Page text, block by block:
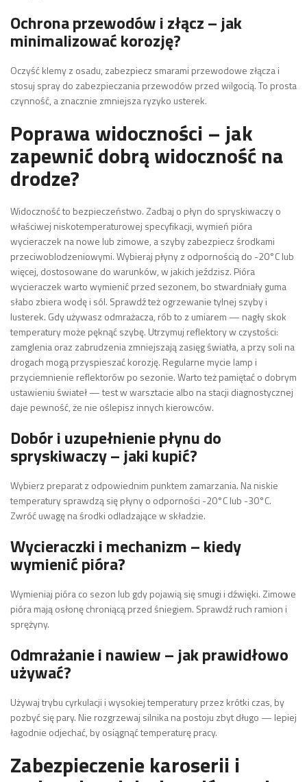
Ochrona przewodów i złącz – jak
minimalizować korozję?
Oczyść klemy z osadu, zabezpiecz smarami przewodowe złącza i
stosuj spray do zabezpieczania przewodów przed wilgocią. To prosta
czynność, a znacznie zmniejsza ryzyko usterek.
Poprawa widoczności – jak
zapewnić dobrą widoczność na
drodze?
Widoczność to bezpieczeństwo. Zadbaj o płyn do spryskiwaczy o
właściwej niskotemperaturowej specyfikacji, wymień pióra
wycieraczek na nowe lub zimowe, a szyby zabezpiecz środkami
przeciwoblodzeniowymi. Wybieraj płyny z odpornością do -20°C lub
więcej, dostosowane do warunków, w jakich jeździsz. Pióra
wycieraczek warto wymienić przed sezonem, bo stwardniały guma
słabo zbiera wodę i sól. Sprawdź też ogrzewanie tylnej szyby i
lusterek. Gdy używasz odmrażacza, rób to z umiarem — nagły skok
temperatury może pęknąć szybę. Utrzymuj reflektory w czystości:
zamglenia oraz zabrudzenia zmniejszają zasięg światła, a przy soli na
drogach mogą przyspieszać korozję. Regularne mycie lamp i
przyciemnienie reflektorów po sezonie. Warto też pamiętać o dobrym
ustawieniu świateł — test w warsztacie albo na stacji diagnostycznej
daje pewność, że nie oślepisz innych kierowców.
Dobór i uzupełnienie płynu do
spryskiwaczy – jaki kupić?
Wybierz preparat z odpowiednim punktem zamarzania. Na niskie
temperatury sprawdzą się płyny o odporności -20°C lub -30°C.
Zwróć uwagę na środki odladzające w składzie.
Wycieraczki i mechanizm – kiedy
wymienić pióra?
Wymieniaj pióra co sezon lub gdy pojawią się smugi i dźwięki. Zimowe
pióra mają osłonę chroniącą przed śniegiem. Sprawdź ruch ramion i
sprężyny.
Odmrażanie i nawiew – jak prawidłowo
używać?
Używaj trybu cyrkulacji i wysokiej temperatury przez krótki czas, by
pozbyć się pary. Nie rozgrzewaj silnika na postoju zbyt długo — lepiej
łagodnie odjechać, by osiągnąć temperaturę pracy.
Zabezpieczenie karoserii i